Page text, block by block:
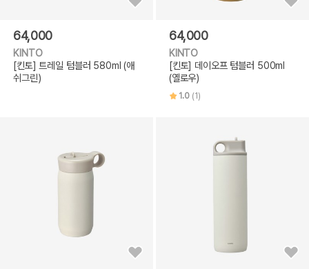
64,000
KINTO
[킨토] 트레일 텀블러 580ml (애
쉬그린)
64,000
KINTO
[킨토] 데이오프 텀블러 500ml
(옐로우)
1.0 (1)